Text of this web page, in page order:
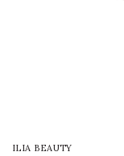
ILIA BEAUTY